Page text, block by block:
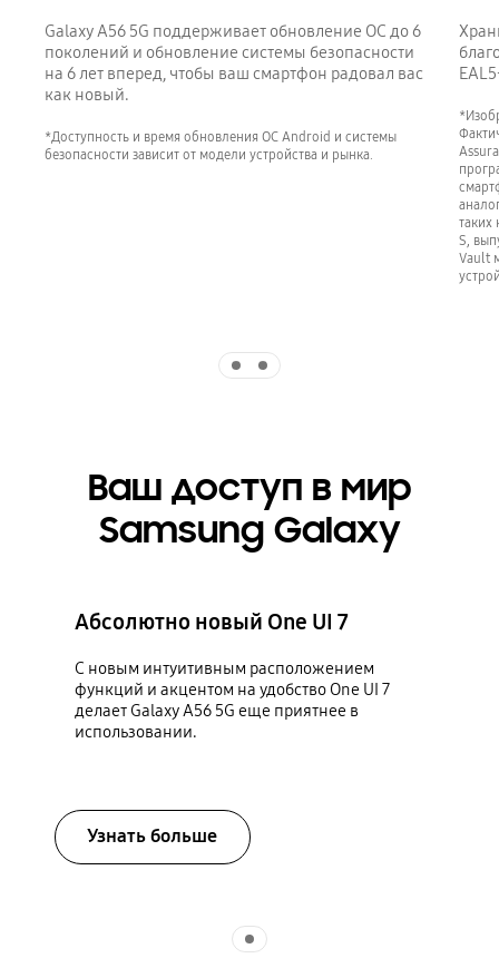
Galaxy A56 5G поддерживает обновление ОС до 6
поколений и обновление системы безопасности
на 6 лет вперед, чтобы ваш смартфон радовал вас
как новый.
*Доступность и время обновления ОС Android и системы
безопасности зависит от модели устройства и рынка.
таких
S,
Vault
Ваш доступ в мир
Samsung Galaxy
Абсолютно новый One UI 7
С новым интуитивным расположением
функций и акцентом на удобство One UI 7
делает Galaxy A56 5G еще приятнее в
использовании.
Узнать больше